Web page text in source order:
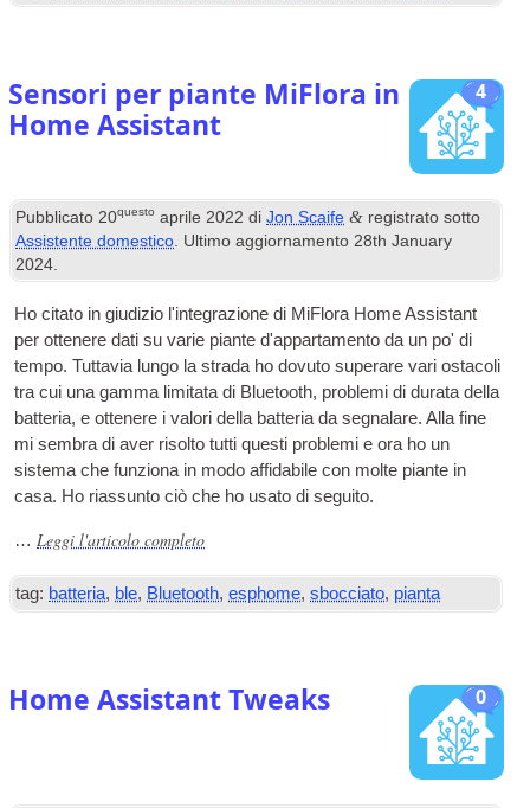
4
Sensori per piante MiFlora in
Home Assistant
Pubblicato 20questo aprile 2022 diJon Scaife & registrato sotto
Assistente domestico . Ultimo aggiornamento 28th January
2024
Ho citato in giudizio l'integrazione di MiFlora Home Assistant
per ottenere dati su varie piante d'appartamento da un po' di
tempo. Tuttavia lungo la strada ho dovuto superare vari ostacoli
tra cui una gamma limitata di Bluetooth, problemi di durata della
batteria, e ottenere i valori della batteria da segnalare. Alla fine
mi sembra di aver risolto tutti questi problemi e ora ho un
sistema che funziona in modo affidabile con molte piante in
casa. Ho riassunto ciò che ho usato di seguito.
… Leggi l'articolo completo
tag: batteria, ble, Bluetooth,esphome,sbocciato, pianta
0
Home Assistant Tweaks